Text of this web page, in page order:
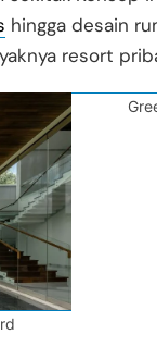
hingga desain
resort